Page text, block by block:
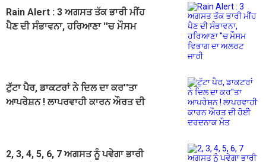
Rain Alert : 3 ਅਗਸਤ ਤੱਕ ਭਾਰੀ ਮੀਂਹ
ਪੈਣ ਦੀ ਸੰਭਾਵਨਾ, ਹਰਿਆਣਾ ''ਚ ਮੌਸਮ
ਟੁੱਟਾ ਪੈਰ, ਡਾਕਟਰਾਂ ਨੇ ਦਿਲ ਦਾ ਕਰ''ਤਾ
ਆਪਰੇਸ਼ਨ ! ਲਾਪਰਵਾਹੀ ਕਾਰਨ ਔਰਤ ਦੀ
2, 3, 4, 5, 6, 7 ਅਗਸਤ ਨੂੰ ਪਵੇਗਾ ਭਾਰੀ